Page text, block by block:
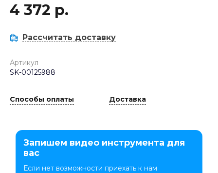
4 372 р.
Рассчитать доставку
Артикул
SK-00125988
Способы оплаты Доставка
Запишем видео инструмента для
вас
Если нет возможности приехать к нам